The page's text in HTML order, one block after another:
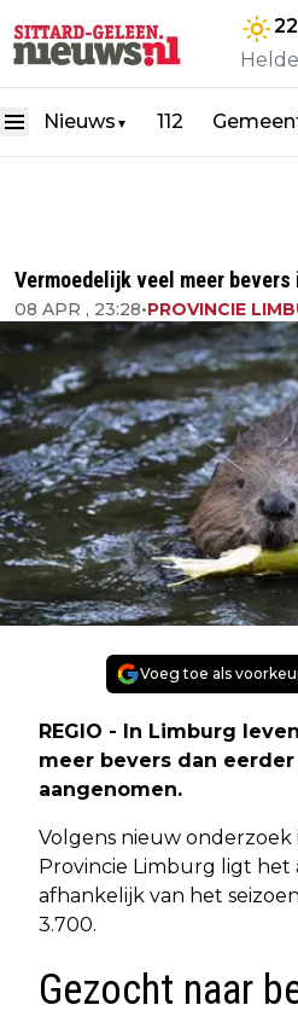
22
Nieuws ▼ 112
Vermoedelijk veel meer
08 APR , 23:28•PROVINCIE
Voeg toe als
REGIO - In Limburg
meer bevers dan
aangenomen.
Volgens nieuw onderzoek
Provincie Limburg ligt het
afhankelijk van het
3.700.
Gezocht naar